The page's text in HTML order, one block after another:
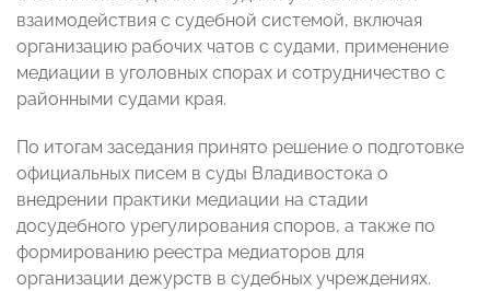
взаимодействия с судебной системой, включая
организацию рабочих чатов с судами, применение
медиации в уголовных спорах и сотрудничество с
районными судами края.
По итогам заседания принято решение о подготовке
официальных писем в суды Владивостока о
внедрении практики медиации на стадии
досудебного урегулирования споров, а также по
формированию реестра медиаторов для
организации дежурств в судебных учреждениях.